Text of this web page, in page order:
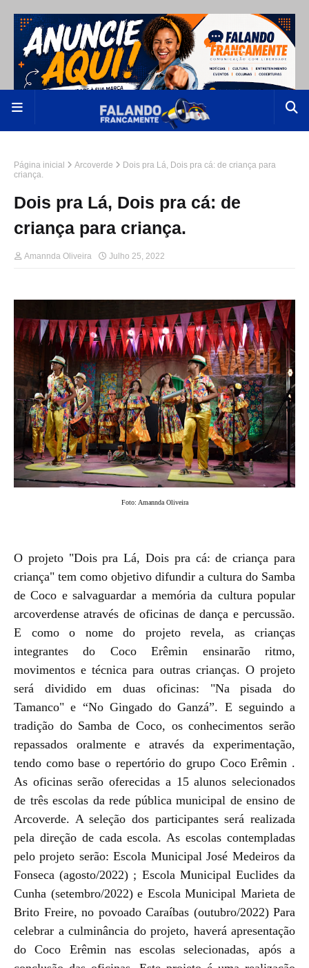
Página inicial Arcoverde
Dois pra Lá, Dois pra cá: de criança para
criança.
Dois pra Lá, Dois pra cá: de
criança para criança.
Amannda Oliveira Julho 25, 2022
Foto: Amannda Oliveira
O projeto "Dois pra Lá, Dois pra cá: de criança para
criança" tem como objetivo difundir a cultura do Samba
de Coco e salvaguardar a memória da cultura popular
arcoverdense através de oficinas de dança e percussão.
E como o nome do projeto revela, as crianças
integrantes do Coco Erêmin ensinarão ritmo,
movimentos e técnica para outras crianças. O projeto
será dividido em duas oficinas: "Na pisada do
Tamanco" e “No Gingado do Ganzá”. E seguindo a
tradição do Samba de Coco, os conhecimentos serão
repassados oralmente e através da experimentação,
tendo como base o repertório do grupo Coco Erêmin .
As oficinas serão oferecidas a 15 alunos selecionados
de três escolas da rede pública municipal de ensino de
Arcoverde. A seleção dos participantes será realizada
pela direção de cada escola. As escolas contempladas
pelo projeto serão: Escola Municipal José Medeiros da
Fonseca (agosto/2022) ; Escola Municipal Euclides da
Cunha (setembro/2022) e Escola Municipal Marieta de
Brito Freire, no povoado Caraíbas (outubro/2022) Para
celebrar a culminância do projeto, haverá apresentação
do Coco Erêmin nas escolas selecionadas, após a